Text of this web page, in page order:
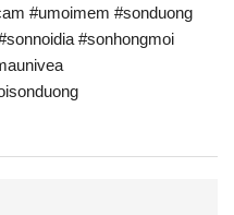
#umoimem #sonduong
#sonhongmoi